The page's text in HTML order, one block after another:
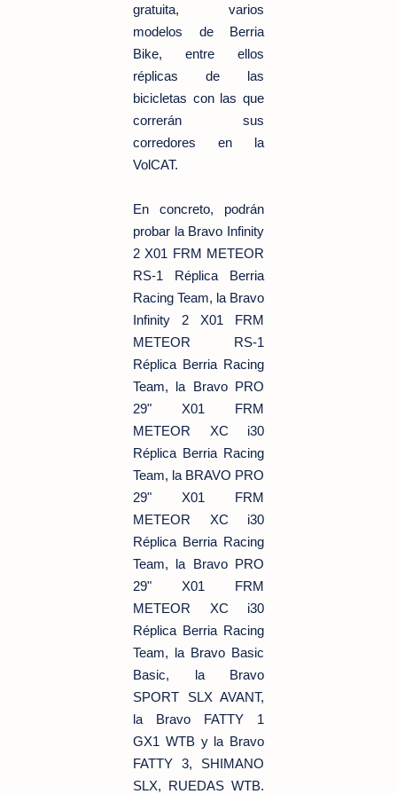
gratuita, varios
modelos de Berria
Bike, entre ellos
réplicas de las
bicicletas con las que
correrán sus
corredores en la
VolCAT.
En concreto, podrán
probar la Bravo Infinity
2 X01 FRM METEOR
RS-1 Réplica Berria
Racing Team, la Bravo
Infinity 2 X01 FRM
METEOR RS-1
Réplica Berria Racing
Team, la Bravo PRO
29" X01 FRM
METEOR XC i30
Réplica Berria Racing
Team, la BRAVO PRO
29" X01 FRM
METEOR XC i30
Réplica Berria Racing
Team, la Bravo PRO
29" X01 FRM
METEOR XC i30
Réplica Berria Racing
Team, la Bravo Basic
Basic, la Bravo
SPORT SLX AVANT,
la Bravo FATTY 1
GX1 WTB y la Bravo
FATTY 3, SHIMANO
SLX, RUEDAS WTB.